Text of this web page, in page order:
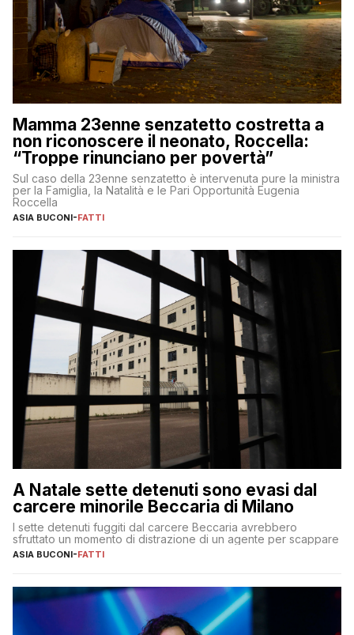
Mamma 23enne senzatetto costretta a
non riconoscere il neonato, Roccella:
“Troppe rinunciano per povertà”
Sul caso della 23enne senzatetto è intervenuta pure la ministra
per la Famiglia, la Natalità e le Pari Opportunità Eugenia
Roccella
ASIA BUCONI-FATTI
A Natale sette detenuti sono evasi dal
carcere minorile Beccaria di Milano
I sette detenuti fuggiti dal carcere Beccaria avrebbero
sfruttato un momento di distrazione di un agente per scappare
ASIA BUCONI-FATTI